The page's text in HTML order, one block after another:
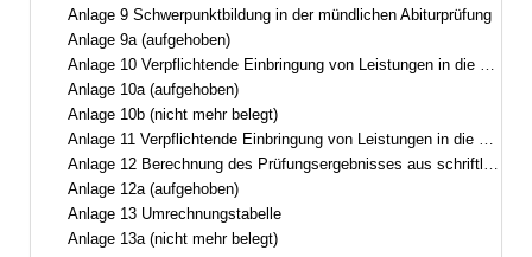
Anlage 9 Schwerpunktbildung in der mündlichen Abiturprüfung
Anlage 9a (aufgehoben)
Anlage 10 Verpflichtende Einbringung von Leistungen in die Gesamtqualifikation(Gymnasium und Kolleg)
Anlage 10a (aufgehoben)
Anlage 10b (nicht mehr belegt)
Anlage 11 Verpflichtende Einbringung von Leistungen in die Gesamtqualifikation(Abendgymnasium)
Anlage 12 Berechnung des Prüfungsergebnisses aus schriftlicher Prüfung und mündlicher Zusatzprüfung
Anlage 12a (aufgehoben)
Anlage 13 Umrechnungstabelle
Anlage 13a (nicht mehr belegt)